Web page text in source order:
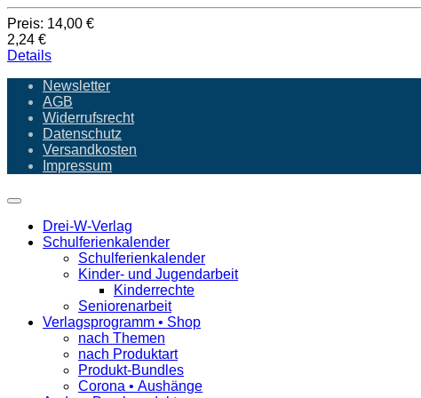
Preis: 14,00 €
2,24 €
Details
Newsletter
AGB
Widerrufsrecht
Datenschutz
Versandkosten
Impressum
Drei-W-Verlag
Schulferienkalender
Schulferienkalender
Kinder- und Jugendarbeit
Kinderrechte
Seniorenarbeit
Verlagsprogramm • Shop
nach Themen
nach Produktart
Produkt-Bundles
Corona • Aushänge